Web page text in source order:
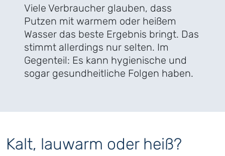
Viele Verbraucher glauben, dass
Putzen mit warmem oder heißem
Wasser das beste Ergebnis bringt. Das
stimmt allerdings nur selten. Im
Gegenteil: Es kann hygienische und
sogar gesundheitliche Folgen haben.
Kalt, lauwarm oder heiß?